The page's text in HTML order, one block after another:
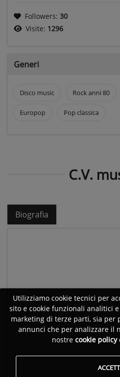
Followers: 30
Visite: 1296
Generi
Disco music Rock anni 80
Europop Pop classica
C.V.
Biografia
Utilizziamo cookie tecnici per
sito e cookie funzionali analitici
marketing di terze parti, sia per
annunci che per analizzare il
nostre cookie policy